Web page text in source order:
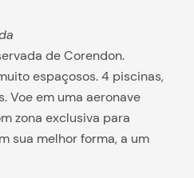
de Corendon.
espaçosos. 4 piscinas,
Voe em uma aeronave
zona exclusiva para
sua melhor forma, a um